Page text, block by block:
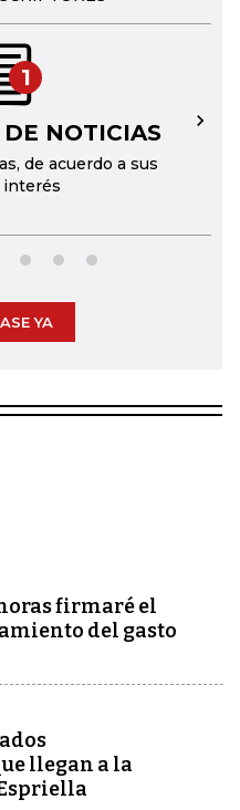
1
NOTICIAS
de acuerdo a sus
interés
→
YA
firmaré el
del gasto
llegan a la